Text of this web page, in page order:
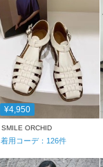
¥4,950
SMILE ORCHID
着用コーデ： 126件